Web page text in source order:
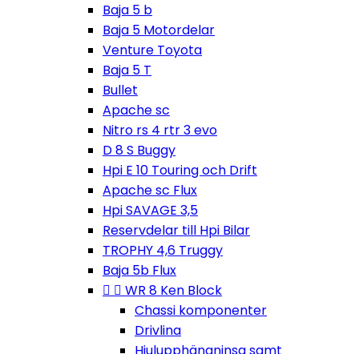
Baja 5 b
Baja 5 Motordelar
Venture Toyota
Baja 5 T
Bullet
Apache sc
Nitro rs 4 rtr 3 evo
D 8 S Buggy
Hpi E 10 Touring och Drift
Apache sc Flux
Hpi SAVAGE 3,5
Reservdelar till Hpi Bilar
TROPHY 4,6 Truggy
Baja 5b Flux
  WR 8 Ken Block
Chassi komponenter
Drivlina